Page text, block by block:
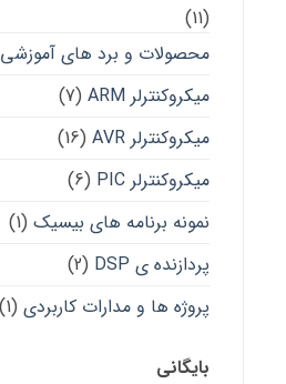
(11)
محصولات و برد های آموزشی
میکروکنترلر ARM
(7)
میکروکنترلر AVR
(16)
میکروکنترلر PIC
(6)
نمونه برنامه های بیسیک (1)
پردازنده ی DSP
(2)
پروژه ها و مدارات کاربردی (1)
بایگانی